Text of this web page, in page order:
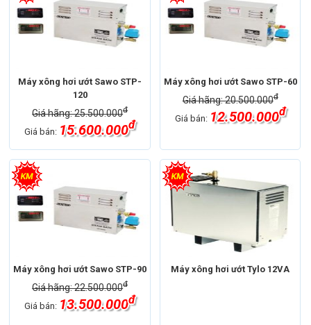
Máy xông hơi ướt Sawo STP-
120
Giá hãng: 25.500.000đ
Giá bán: 15.600.000đ
Máy xông hơi ướt Sawo STP-60
Giá hãng: 20.500.000đ
Giá bán: 12.500.000đ
Máy xông hơi ướt Sawo STP-90
Giá hãng: 22.500.000đ
Giá bán: 13.500.000đ
Máy xông hơi ướt Tylo 12VA